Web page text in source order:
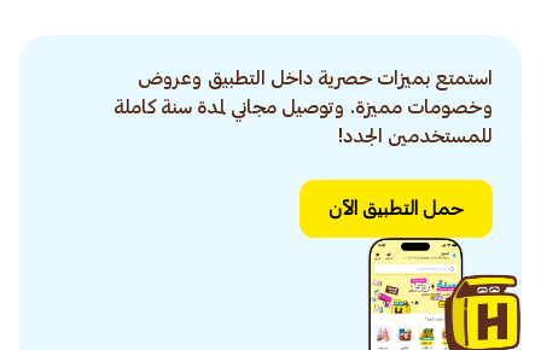
استمتع بميزات حصرية داخل التطبيق وعروض
وخصومات مميزة. وتوصيل مجاني لمدة سنة كاملة
للمستخدمين الجدد!
حمل التطبيق الآن